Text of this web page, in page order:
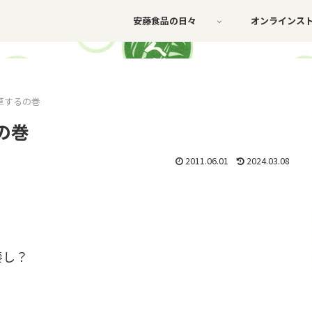
安藤食品の日々 オンラインス
するの巻
巻
2011.06.01 2024.03.08
？